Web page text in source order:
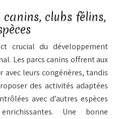
clubs félins,
crucialdu développement
Les parcs canins offrent aux
avec leurs congénères, tandis
des activités adaptées
avec d’autres espèces
Une bonne